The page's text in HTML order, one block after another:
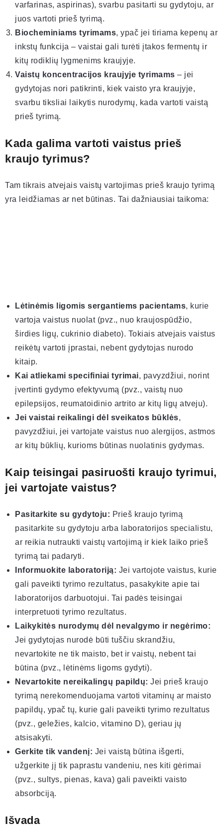
varfarinas, aspirinas), svarbu pasitarti su gydytoju, ar
juos vartoti prieš tyrimą.
Biocheminiams tyrimams, ypač jei tiriama kepenų ar
inkstų funkcija – vaistai gali turėti įtakos fermentų ir
kitų rodiklių lygmenims kraujyje.
Vaistų koncentracijos kraujyje tyrimams – jei
gydytojas nori patikrinti, kiek vaisto yra kraujyje,
svarbu tiksliai laikytis nurodymų, kada vartoti vaistą
prieš tyrimą.
Kada galima vartoti vaistus prieš
kraujo tyrimus?
Tam tikrais atvejais vaistų vartojimas prieš kraujo tyrimą
yra leidžiamas ar net būtinas. Tai dažniausiai taikoma:
Lėtinėmis ligomis sergantiems pacientams, kurie
vartoja vaistus nuolat (pvz., nuo kraujospūdžio,
širdies ligų, cukrinio diabeto). Tokiais atvejais vaistus
reikėtų vartoti įprastai, nebent gydytojas nurodo
kitaip.
Kai atliekami specifiniai tyrimai, pavyzdžiui, norint
įvertinti gydymo efektyvumą (pvz., vaistų nuo
epilepsijos, reumatoidinio artrito ar kitų ligų atveju).
Jei vaistai reikalingi dėl sveikatos būklės,
pavyzdžiui, jei vartojate vaistus nuo alergijos, astmos
ar kitų būklių, kurioms būtinas nuolatinis gydymas.
Kaip teisingai pasiruošti kraujo tyrimui,
jei vartojate vaistus?
Pasitarkite su gydytoju: Prieš kraujo tyrimą
pasitarkite su gydytoju arba laboratorijos specialistu,
ar reikia nutraukti vaistų vartojimą ir kiek laiko prieš
tyrimą tai padaryti.
Informuokite laboratoriją: Jei vartojote vaistus, kurie
gali paveikti tyrimo rezultatus, pasakykite apie tai
laboratorijos darbuotojui. Tai padės teisingai
interpretuoti tyrimo rezultatus.
Laikykitės nurodymų dėl nevalgymo ir negėrimo:
Jei gydytojas nurodė būti tuščiu skrandžiu,
nevartokite ne tik maisto, bet ir vaistų, nebent tai
būtina (pvz., lėtinėms ligoms gydyti).
Nevartokite nereikalingų papildų: Jei prieš kraujo
tyrimą nerekomenduojama vartoti vitaminų ar maisto
papildų, ypač tų, kurie gali paveikti tyrimo rezultatus
(pvz., geležies, kalcio, vitamino D), geriau jų
atsisakyti.
Gerkite tik vandenį: Jei vaistą būtina išgerti,
užgerkite jį tik paprastu vandeniu, nes kiti gėrimai
(pvz., sultys, pienas, kava) gali paveikti vaisto
absorbciją.
Išvada